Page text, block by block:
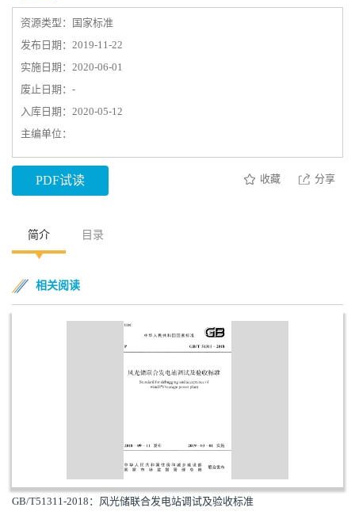
资源类型：国家标准
发布日期：2019-11-22
实施日期：2020-06-01
废止日期：-
入库日期：2020-05-12
主编单位：
PDF试读 收藏 分享
简介 目录
相关阅读
GB/T51311-2018：风光储联合发电站调试及验收标准